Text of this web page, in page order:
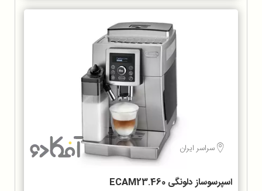
سراسر ایران
اسپرسوساز دلونگی ECAM23.460